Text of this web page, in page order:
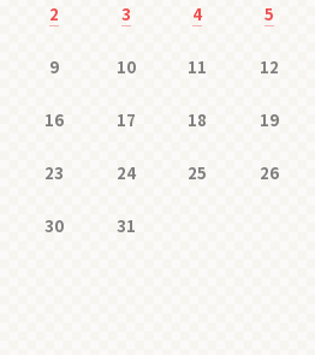
2 3 4 5
9 10 11 12
16 17 18 19
23 24 25 26
30 31